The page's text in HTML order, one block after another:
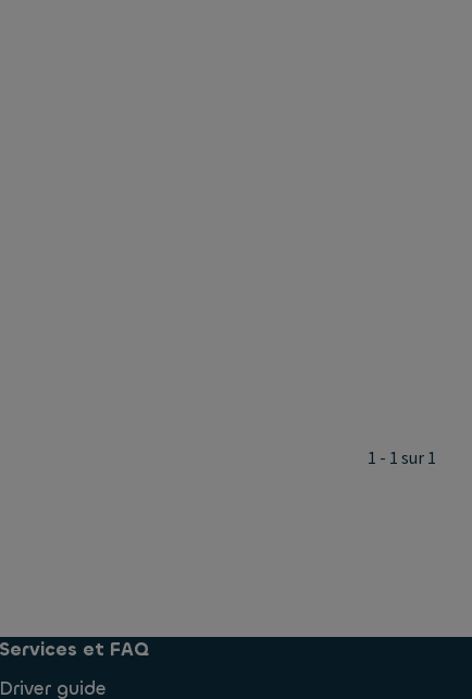
1 - 1 sur 1
Services et FAQ
Driver guide